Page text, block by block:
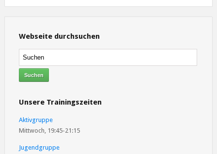
Webseite durchsuchen
Unsere Trainingszeiten
Aktivgruppe
Mittwoch, 19:45-21:15
Jugendgruppe